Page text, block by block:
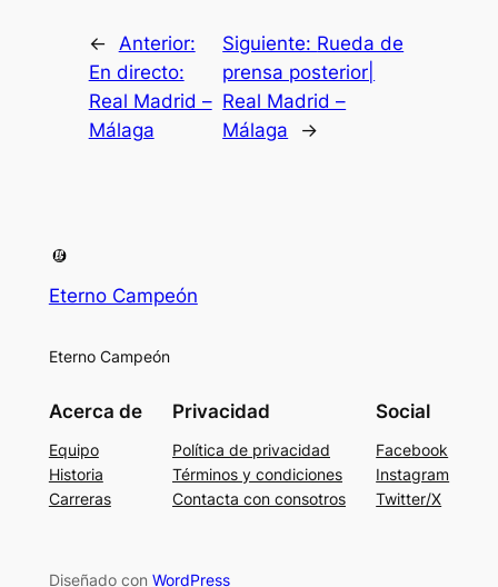
← Anterior:
En directo:
Real Madrid –
Málaga
Siguiente: Rueda de
prensa posterior|
Real Madrid –
Málaga
→
Eterno Campeón
Eterno Campeón
Acerca de
Equipo
Historia
Carreras
Privacidad
Política de privacidad
Términos y condiciones
Contacta con consotros
Social
Facebook
Instagram
Twitter/X
Diseñado con WordPress